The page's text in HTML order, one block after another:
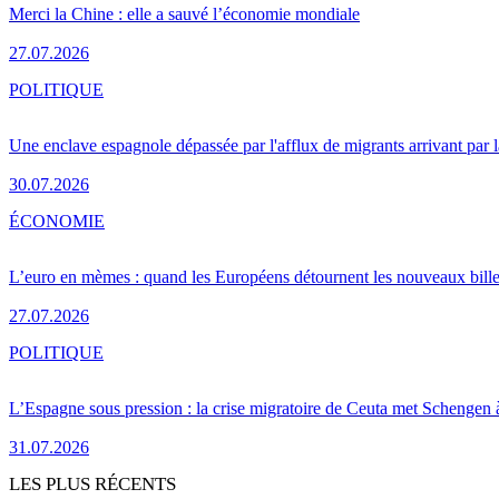
Merci la Chine : elle a sauvé l’économie mondiale
27.07.2026
Une enclave espagnole dépassée par l'afflux de migrants arrivant par
30.07.2026
POLITIQUE
L’euro en mèmes : quand les Européens détournent les nouveaux
27.07.2026
ÉCONOMIE
L’Espagne sous pression : la crise migratoire de Ceuta met Schengen
31.07.2026
POLITIQUE
LES PLUS RÉCENTS